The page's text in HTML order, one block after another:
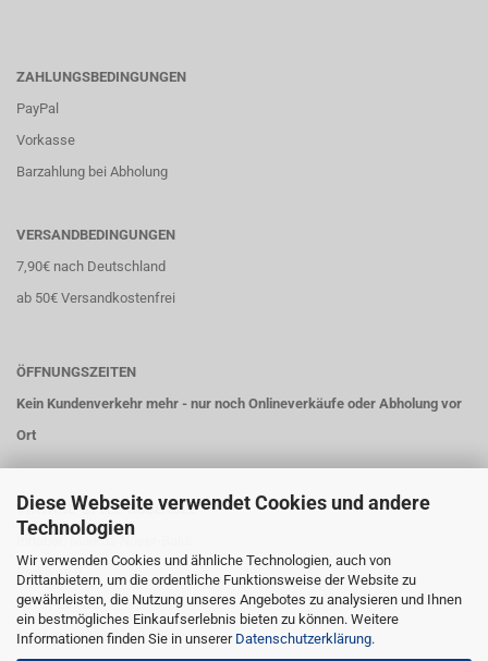
Diese Webseite verwendet Cookies und andere
Technologien
Wir verwenden Cookies und ähnliche Technologien, auch von
Drittanbietern, um die ordentliche Funktionsweise der Website zu
gewährleisten, die Nutzung unseres Angebotes zu analysieren und Ihnen
ein bestmögliches Einkaufserlebnis bieten zu können. Weitere
Informationen finden Sie in unserer Datenschutzerklärung.
ZAHLUNGSBEDINGUNGEN
PayPal
Vorkasse
Barzahlung bei Abholung
VERSANDBEDINGUNGEN
7,90€ nach Deutschland
ab 50€ Versandkostenfrei
ÖFFNUNGSZEITEN
Kein Kundenverkehr mehr - nur noch Onlineverkäufe oder Abholung vor
Ort
VINTAGE-STYLE-BODENSEE
Inhaber: Markus Nöser-Baldi
Parkweg 9
88131 Lindau
Telefon: 08382 274 9 663